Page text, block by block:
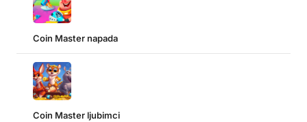
Coin Master napada
Coin Master ljubimci